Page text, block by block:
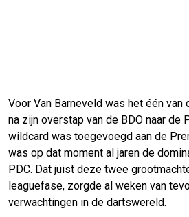
Voor Van Barneveld was het één
na zijn overstap van de BDO naar de
wildcard was toegevoegd aan de
was op dat moment al jaren de
PDC. Dat juist deze twee
leaguefase, zorgde al weken van
verwachtingen in de dartswereld.